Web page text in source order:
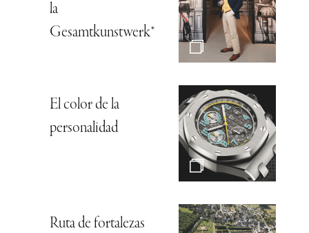
la
Gesamtkunstwerk*
El color de la
personalidad
Ruta de fortalezas